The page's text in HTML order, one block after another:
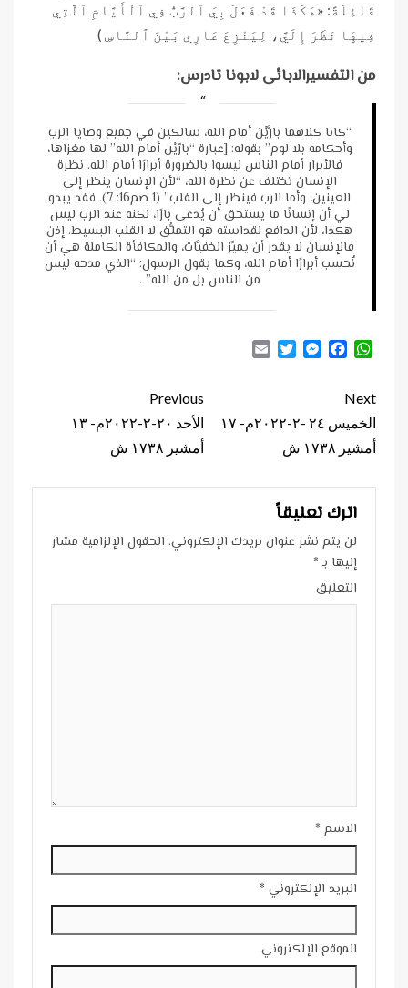
قَائِلَةً: «هَكَذَا قَدْ فَعَلَ بِيَ ٱلرَّبُّ فِي ٱلْأَيَّامِ ٱلَّتِي
فِيهَا نَظَرَ إِلَيَّ، لِيَنْزِعَ عَارِي بَيْنَ ٱلنَّاسِ )
من التفسيرالابائى لابونا تادرس:
“كانا كلاهما بارَّيْن أمام الله، سالكين في جميع وصايا الرب
وأحكامه بلا لوم” بقوله: [عبارة “بارّيْن أمام الله” لها مغزاها،
فالأبرار أمام الناس ليسوا بالضرورة أبرارًا أمام الله. نظرة
الإنسان تختلف عن نظرة الله، “لأن الإنسان ينظر إلى
العينين، وأما الرب فينظر إلى القلب” (1 صم16: 7). فقد يبدو
لي أن إنسانًا ما يستحق أن يُدعى بارًا، لكنه عند الرب ليس
هكذا، لأن الدافع لقداسته هو التملُّق لا القلب البسيط. إذن
فالإنسان لا يقدر أن يميِّز الخفيَّات، والمكافأة الكاملة هي أن
نُحسب أبرارًا أمام الله، وكما يقول الرسول: “الذي مدحه ليس
من الناس بل من الله” .
WhatsApp
Facebook
Messenger
Twitter
Continue
Reading
Previous
الأحد ٢٠-٢-٢٠٢٢م- ١٣
أمشير ١٧٣٨ ش
Next
الخميس ٢٤ -٢-٢٠٢٢م- ١٧
أمشير ١٧٣٨ ش
اترك تعليقاً
لن يتم نشر عنوان بريدك الإلكتروني. الحقول الإلزامية مشار
إليها بـ*
التعليق
الاسم *
البريد الإلكتروني *
الموقع الإلكتروني